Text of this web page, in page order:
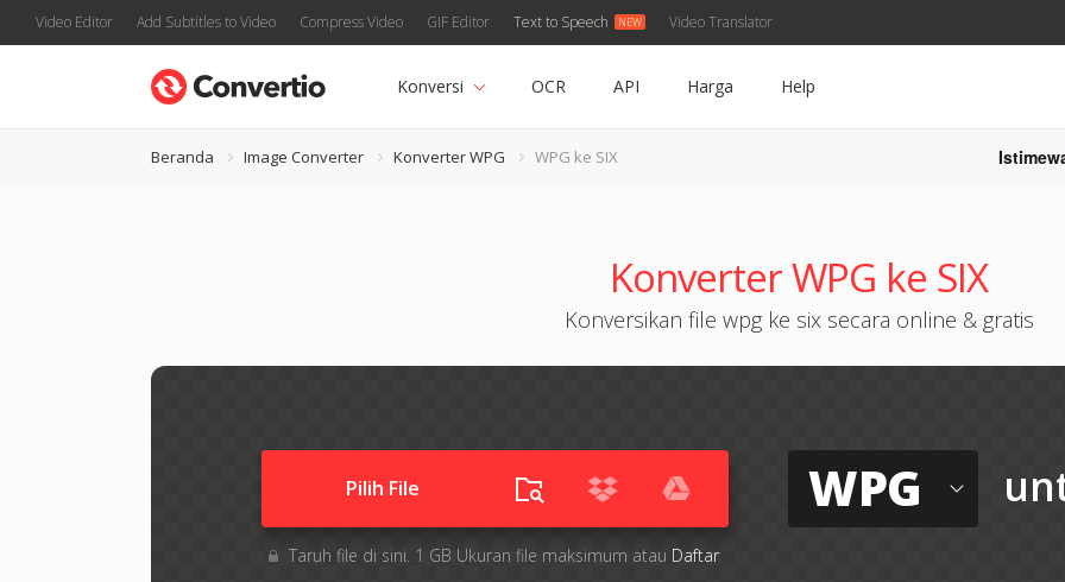
Video Editor Add Subtitles to Video Compress Video GIF Editor Text to Speech Video Translator
Konversi OCR API Harga Help
Beranda Image Converter Konverter WPG WPG ke SIX
Konverter WPG ke SIX
Konversikan file wpg ke six secara online & gratis
Pilih File
Taruh file di sini. 1 GB Ukuran file maksimum atau Daftar
WPG